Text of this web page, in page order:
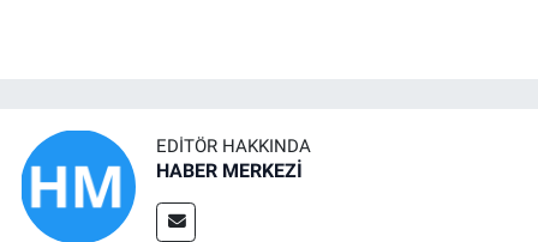
EDITÖR HAKKINDA
HABER MERKEZİ